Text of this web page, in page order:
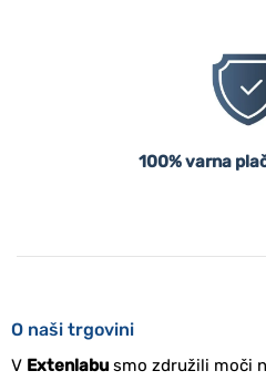
100% varna
O naši trgovini
V Extenlabusmo združili moči